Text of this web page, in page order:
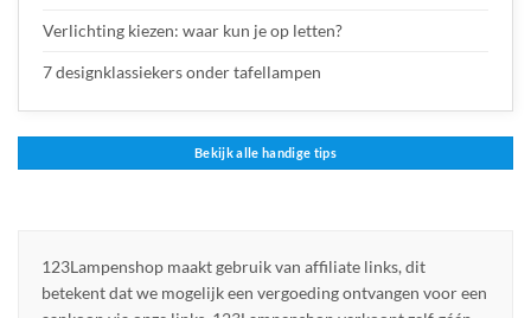
Verlichting kiezen: waar kun je op letten?
7 designklassiekers onder tafellampen
Bekijk alle handige tips
123Lampenshop maakt gebruik van affiliate links, dit
betekent dat we mogelijk een vergoeding ontvangen voor een